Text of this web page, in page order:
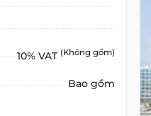
10% VAT (Không gồm)
Bao gồm